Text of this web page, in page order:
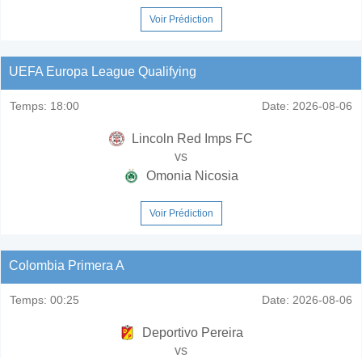
Voir Prédiction
UEFA Europa League Qualifying
Temps: 18:00 Date: 2026-08-06
Lincoln Red Imps FC
vs
Omonia Nicosia
Voir Prédiction
Colombia Primera A
Temps: 00:25 Date: 2026-08-06
Deportivo Pereira
vs